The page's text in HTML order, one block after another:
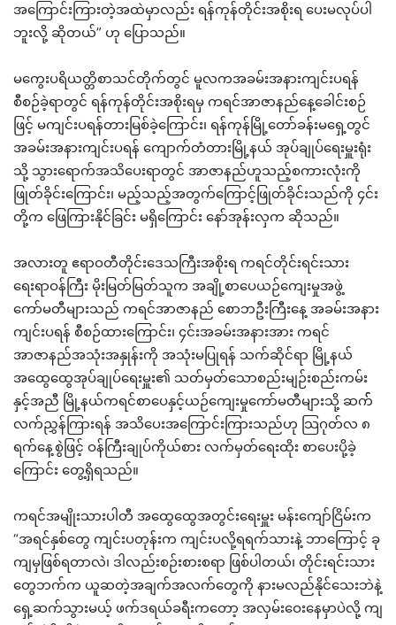
အကြောင်းကြားတဲ့အထဲမှာလည်း ရန်ကုန်တိုင်းအစိုးရ ပေးမလုပ်ပါ
ဘူးလို့ ဆိုတယ်” ဟု ပြောသည်။
မကွေးပရိယတ္တိစာသင်တိုက်တွင် မူလကအခမ်းအနားကျင်းပရန်
စီစဉ်ခဲ့ရာတွင် ရန်ကုန်တိုင်းအစိုးရမှ ကရင်အာဇာနည်နေ့ခေါင်းစဉ်
ဖြင့် မကျင်းပရန်တားမြစ်ခဲ့ကြောင်း၊ ရန်ကုန်မြို့တော်ခန်းမရှေ့တွင်
အခမ်းအနားကျင်းပရန် ကျောက်တံတားမြို့နယ် အုပ်ချုပ်ရေးမှူးရုံး
သို့ သွားရောက်အသိပေးရာတွင် အာဇာနည်ဟူသည့်စကားလုံးကို
ဖြုတ်ခိုင်းကြောင်း၊ မည့်သည့်အတွက်ကြောင့်ဖြုတ်ခိုင်းသည်ကို ၄င်း
တို့က ဖြေကြားနိုင်ခြင်း မရှိကြောင်း နော်အုန်းလှက ဆိုသည်။
အလားတူ ဧရာဝတီတိုင်းဒေသကြီးအစိုးရ ကရင်တိုင်းရင်းသား
ရေးရာဝန်ကြီး မိုးမြတ်မြတ်သူက အချို့စာပေယဉ်ကျေးမှုအဖွဲ့
ကော်မတီများသည် ကရင်အာဇာနည် စောဘဦးကြီးနေ့ အခမ်းအနား
ကျင်းပရန် စီစဉ်ထားကြောင်း၊ ၄င်းအခမ်းအနားအား ကရင်
အာဇာနည်အသုံးအနှုန်းကို အသုံးမပြုရန် သက်ဆိုင်ရာ မြို့နယ်
အထွေထွေအုပ်ချုပ်ရေးမှူး၏ သတ်မှတ်သောစည်းမျဉ်းစည်းကမ်း
နှင့်အညီ မြို့နယ်ကရင်စာပေနှင့်ယဉ်ကျေးမှုကော်မတီများသို့ ဆက််
လက်ညွှန်ကြားရန် အသိပေးအကြောင်းကြားသည်ဟု သြဂုတ်လ ၈
ရက်နေ့စွဲဖြင့် ဝန်ကြီးချုပ်ကိုယ်စား လက်မှတ်ရေးထိုး စာပေးပို့ခဲ့
ကြောင်း တွေ့ရှိရသည်။
ကရင်အမျိုးသားပါတီ အထွေထွေအတွင်းရေးမှူး မန်းကျော်ငြိမ်းက
“အရင်နှစ်တွေ ကျင်းပတုန်းက ကျင်းပလို့ရရက်သားနဲ့ ဘာကြောင့် ခု
ကျမှဖြစ်ရတာလဲ၊ ဒါလည်းစဉ်းစားစရာ ဖြစ်ပါတယ်၊ တိုင်းရင်းသား
တွေဘက်က ယူဆတဲ့အချက်အလက်တွေကို နားမလည်နိုင်သေးဘဲနဲ့
ရှေ့ဆက်သွားမယ့် ဖက်ဒရယ်ခရီးကတော့ အလှမ်းဝေးနေမှာပဲလို့ ကျ